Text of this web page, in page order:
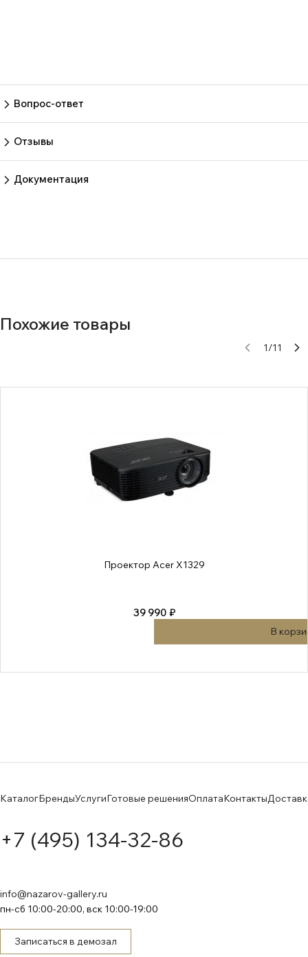
Вопрос-ответ
Отзывы
Документация
Похожие товары
1/11
Проектор Acer X1329
39 990 ₽
В
КаталогБрендыУслугиГотовые решенияОплатаКонтакты
+7 (495) 134-32-86
info@nazarov-gallery.ru
пн-сб 10:00-20:00, вск 10:00-19:00
Записаться в демозал